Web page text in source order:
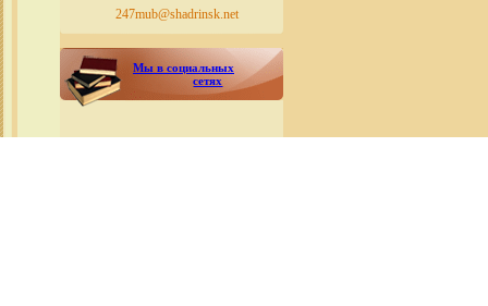
247mub@shadrinsk.net
Мы в социальных
сетях